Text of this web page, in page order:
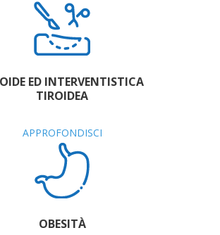
ED INTERVENTISTICA
TIROIDEA
APPROFONDISCI
OBESITÀ